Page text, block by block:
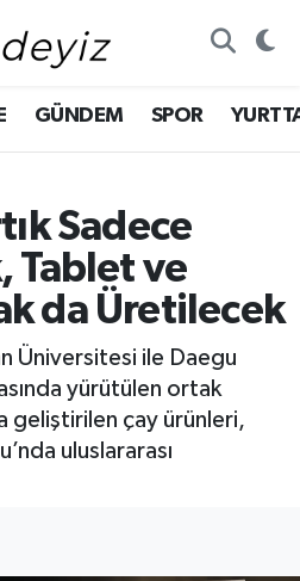
GÜNDEM SPOR
Sadece
Tablet ve
da Üretilecek
Üniversitesi ile Daegu
yürütülen ortak
geliştirilen çay ürünleri,
uluslararası
Haritası
ve Fikstür